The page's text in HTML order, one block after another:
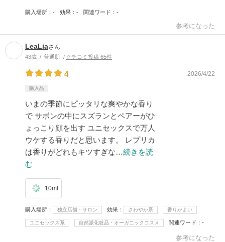
購入場所 - 効果 - 関連ワード -
参考になった
LeaLiaさん
43歳 普通肌 クチコミ投稿 65件
4 2026/4/22
購入品
いまの季節にピッタリな爽やかな香り
で サボンの中にスズランとペアーがひ
ょっこり顔を出す ユニセックスで万人
ウケする香りだと思います。 レプリカ
は香りがどれもキツすぎな…続きを読
む
10ml
購入場所 独立店舗・サロン 効果 さわやか系 香りがよい
ユニセックス系 自然派化粧品・オーガニックコスメ 関連ワード -
参考になった